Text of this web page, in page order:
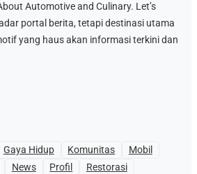
Automotive and Culinary. Let’s
portal berita, tetapi destinasi utama
yang haus akan informasi terkini dan
Gaya Hidup Komunitas
Mobil
News Profil
Restorasi